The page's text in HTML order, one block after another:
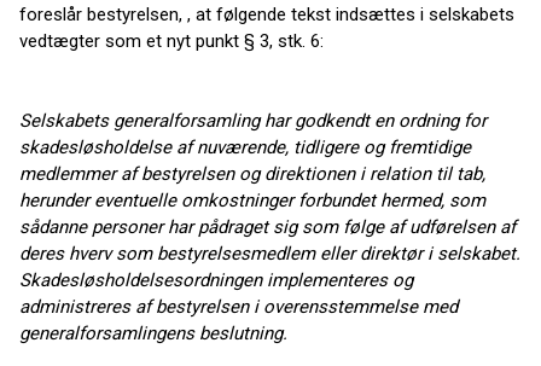
foreslår bestyrelsen, , at følgende tekst indsættes i selskabets
vedtægter som et nyt punkt § 3, stk. 6:
Selskabets generalforsamling har godkendt en ordning for
skadesløsholdelse af nuværende, tidligere og fremtidige
medlemmer af bestyrelsen og direktionen i relation til tab,
herunder eventuelle omkostninger forbundet hermed, som
sådanne personer har pådraget sig som følge af udførelsen af
deres hverv som bestyrelsesmedlem eller direktør i selskabet.
Skadesløsholdelsesordningen implementeres og
administreres af bestyrelsen i overensstemmelse med
generalforsamlingens beslutning.